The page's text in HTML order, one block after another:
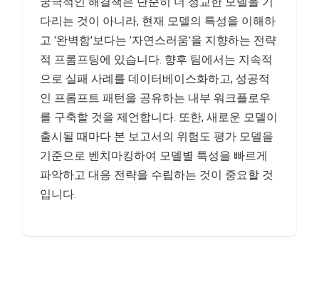
다리는 것이 아니라, 현재 모델의 특성을 이해하
고 '완벽함'보다는 '자연스러움'을 지향하는 전략
적 프롬프팅에 있습니다. 향후 팀에서는 지속적
으로 실패 사례를 데이터베이스화하고, 성공적
인 프롬프트 패턴을 공유하는 내부 워크플로우
를 구축할 것을 제언합니다. 또한, 새로운 모델이
출시될 때마다 본 보고서의 위험도 평가 모델을
기준으로 벤치마킹하여 모델별 특성을 빠르게
파악하고 대응 전략을 수립하는 것이 중요할 것
입니다.